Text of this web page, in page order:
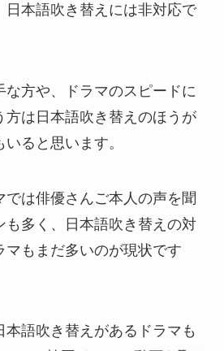
日本語吹き替えには非対応で
な方や、ドラマのスピードに
方は日本語吹き替えのほうが
ると思います。
では俳優さんご本人の声を聞
も多く、日本語吹き替えの対
マもまだ多いのが現状です
語吹き替えがあるドラマも